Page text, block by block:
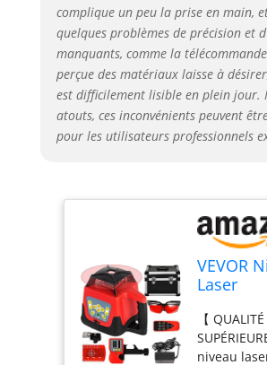
la ligne
d'auto-
± 5 degrés.
système de
avancé, il
travaux
et précis. 【
détecteur
plage de
niveau
atteindra
diamètre. Il
pour créer
horizontal
plomb ou
complique un peu la prise en main,
quelques problèmes de précision et
manquants, comme la
perçue des matériaux laisse à
est difficilement lisible en plein jour.
atouts, ces inconvénients peuvent
pour les utilisateurs professionnels
VEVOR
Laser
360°
Verticale
【 QUALITÉ
niveau